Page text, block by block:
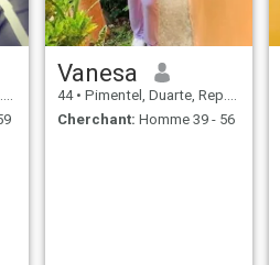
Vanesa
44 • Pimentel, Duarte, Rep.Dominicaine
Cherchant: Homme 39 - 56